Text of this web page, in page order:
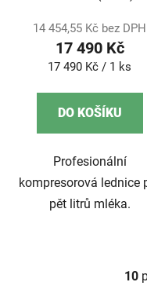
14 454,55 Kč bez DPH
17 490 Kč
Měrná
17 490 Kč / 1 ks
DO KOŠÍKU
Profesionální
kompresorová lednice
pět litrů mléka.
10